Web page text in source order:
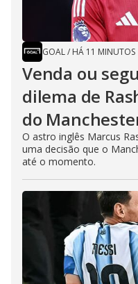
GOAL/ HÁ 11 MINUTOS
Venda ou
dilema de
do
O astro inglês Marcus
uma decisão que o
até o momento.